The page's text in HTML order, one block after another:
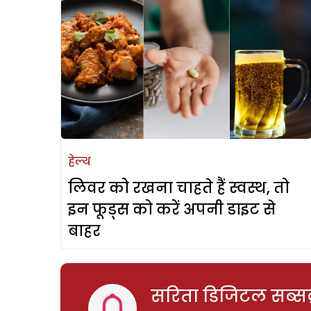
हेल्थ
लिवर को रखना चाहते हैं स्वस्थ, तो
इन फूड्स को करें अपनी डाइट से
बाहर
सरिता डिजिटल